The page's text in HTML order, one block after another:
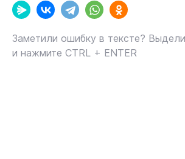
Заметили ошибку в тексте?
и нажмите CTRL + ENTER